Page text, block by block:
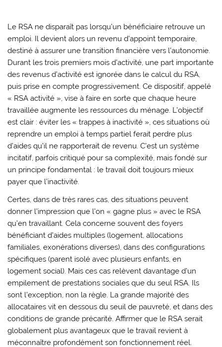
Le RSA ne disparaît pas lorsqu’un bénéficiaire retrouve un
emploi. Il devient alors un revenu d’appoint temporaire,
destiné à assurer une transition financière vers l’autonomie.
Durant les trois premiers mois d’activité, une part importante
des revenus d’activité est ignorée dans le calcul du RSA,
puis prise en compte progressivement. Ce dispositif, appelé
« RSA activité », vise à faire en sorte que chaque heure
travaillée augmente les ressources du ménage. L’objectif
est clair : éviter les « trappes à inactivité », ces situations où
reprendre un emploi à temps partiel ferait perdre plus
d’aides qu’il ne rapporterait de revenu. C’est un système
incitatif, parfois critiqué pour sa complexité, mais fondé sur
un principe fondamental : le travail doit toujours mieux
payer que l’inactivité.
Certes, dans de très rares cas, des situations peuvent
donner l’impression que l’on « gagne plus » avec le RSA
qu’en travaillant. Cela concerne souvent des foyers
bénéficiant d’aides multiples (logement, allocations
familiales, exonérations diverses), dans des configurations
spécifiques (parent isolé avec plusieurs enfants, en
logement social). Mais ces cas relèvent davantage d’un
empilement de prestations sociales que du seul RSA. Ils
sont l’exception, non la règle. La grande majorité des
allocataires vit en dessous du seuil de pauvreté, et dans des
conditions de grande précarité. Affirmer que le RSA serait
globalement plus avantageux que le travail revient à
méconnaître profondément son fonctionnement réel.